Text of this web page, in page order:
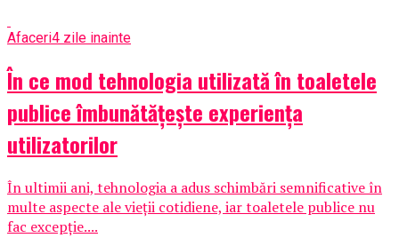
Afaceri4 zile inainte
În ce mod tehnologia utilizată în toaletele
publice îmbunătățește experiența
utilizatorilor
În ultimii ani, tehnologia a adus schimbări semnificative în
multe aspecte ale vieții cotidiene, iar toaletele publice nu
fac excepție....